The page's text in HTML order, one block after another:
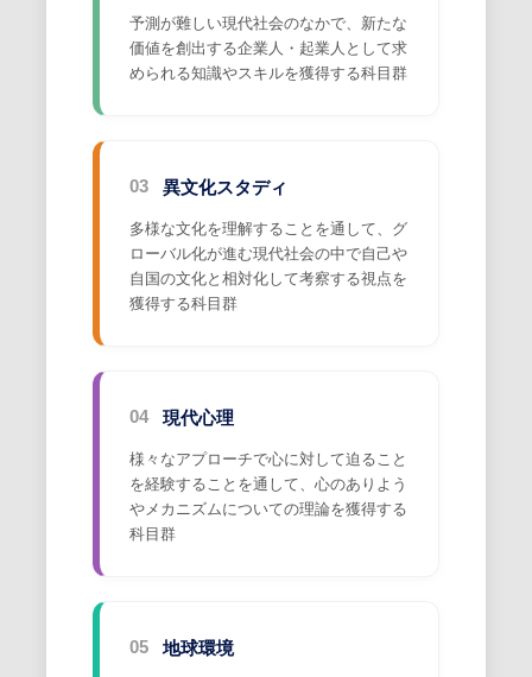
予測が難しい現代社会のなかで、新たな
価値を創出する企業人・起業人として求
められる知識やスキルを獲得する科目群
03 異文化スタディ
多様な文化を理解することを通して、グ
ローバル化が進む現代社会の中で自己や
自国の文化と相対化して考察する視点を
獲得する科目群
04 現代心理
様々なアプローチで心に対して迫ること
を経験することを通して、心のありよう
やメカニズムについての理論を獲得する
科目群
05 地球環境